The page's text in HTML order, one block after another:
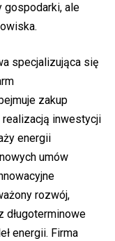
gospodarki, ale
specjalizująca się
zakup
realizacją inwestycji
energii
umów
rozwój,
długoterminowe
energii. Firma